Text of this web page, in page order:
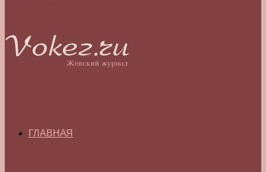
ГЛАВНАЯ